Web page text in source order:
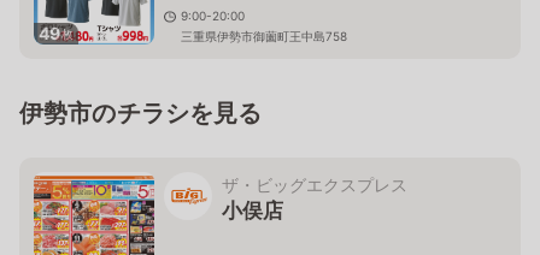
49枚
9:00-20:00
三重県伊勢市御薗町王中島758
伊勢市のチラシを見る
ザ・ビッグエクスプレス
小俣店